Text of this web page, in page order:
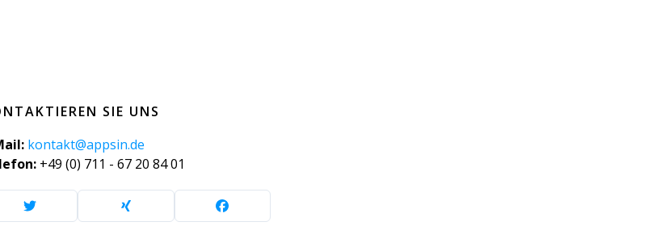
SIE UNS
kontakt@appsin.de
+49 (0) 711 - 67 20 84 01